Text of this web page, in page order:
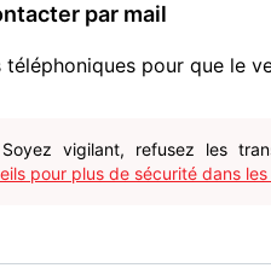
par mail
pour que le
Soyez vigilant, refusez les
pour plus de sécurité dans